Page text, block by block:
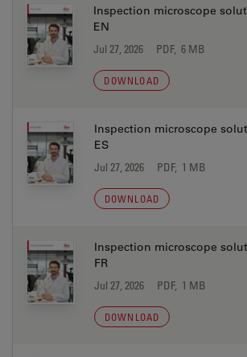
Inspection microscope
EN
Jul 27, 2026 PDF, 6 MB
DOWNLOAD
Inspection microscope
ES
Jul 27, 2026 PDF, 1 MB
DOWNLOAD
Inspection microscope
FR
Jul 27, 2026 PDF, 1 MB
DOWNLOAD